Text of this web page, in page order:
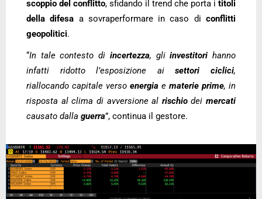
scoppio del conflitto, sfidando il trend che porta i titoli
della difesa a sovraperformare in caso diconflitti
geopolitici.
“In tale contesto di incertezza, gliinvestitori hanno
infatti ridotto l’esposizione aisettori ciclici,
riallocando capitale verso energia e materie prime, in
risposta al clima di avversione al rischiodei mercati
causato dalla guerra”, continua il gestore.